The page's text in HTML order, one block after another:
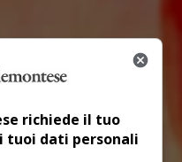
richiede il tuo
tuoi dati personali